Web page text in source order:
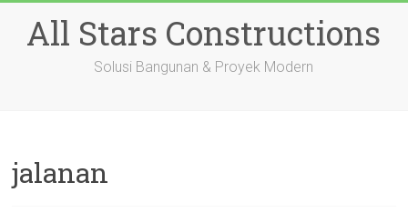
contentAll Stars Constructions
Solusi Bangunan & Proyek Modern
jalanan